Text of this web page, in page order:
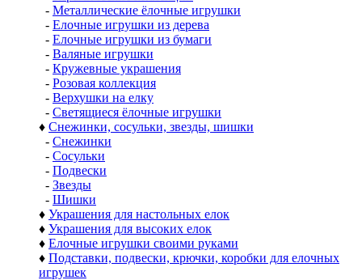
- Металлические ёлочные игрушки
- Елочные игрушки из дерева
- Елочные игрушки из бумаги
- Валяные игрушки
- Кружевные украшения
- Розовая коллекция
- Верхушки на елку
- Светящиеся ёлочные игрушки
♦ Снежинки, сосульки, звезды, шишки
- Снежинки
- Сосульки
- Подвески
- Звезды
- Шишки
♦ Украшения для настольных елок
♦ Украшения для высоких елок
♦ Елочные игрушки своими руками
♦ Подставки, подвески, крючки, коробки для елочных
игрушек